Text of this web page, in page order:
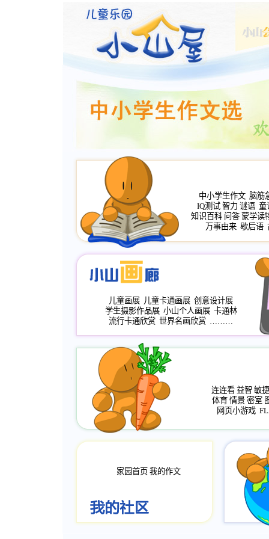
中小学生作文 脑筋
IQ测试 智力 谜语 童
知识百科 问答 蒙学读
万事由来 歇后语
儿童画展 儿童卡通画展 创意设计展
学生摄影作品展 小山个人画展 卡通林
流行卡通欣赏 世界名画欣赏 ………
连连看 益智 敏捷
体育 情景 密室
网页小游戏
家园首页 我的作文